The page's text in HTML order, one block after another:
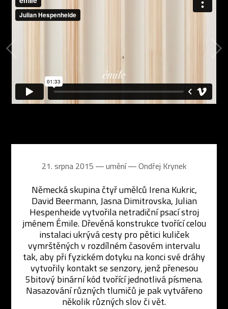
21. srpna 2015 ― umění ―Ondřej Krynek
Německá skupina čtyř umělců Irena Kukric,
David Beermann, Jasna Dimitrovska, Julian
Hespenheide vytvořila netradiční psací stroj
jménem Émile. Dřevěná konstrukce tvořící celou
instalaci ukrývá cesty pro pětici kuliček
vymrštěných v rozdílném časovém intervalu
tak, aby při fyzickém dotyku na konci své dráhy
vytvořily kontakt se senzory, jenž přenesou
5bitový binární kód tvořící jednotlivá písmena.
Nasazování různých tlumičů je pak vytvářeno
několik různých slov či vět.